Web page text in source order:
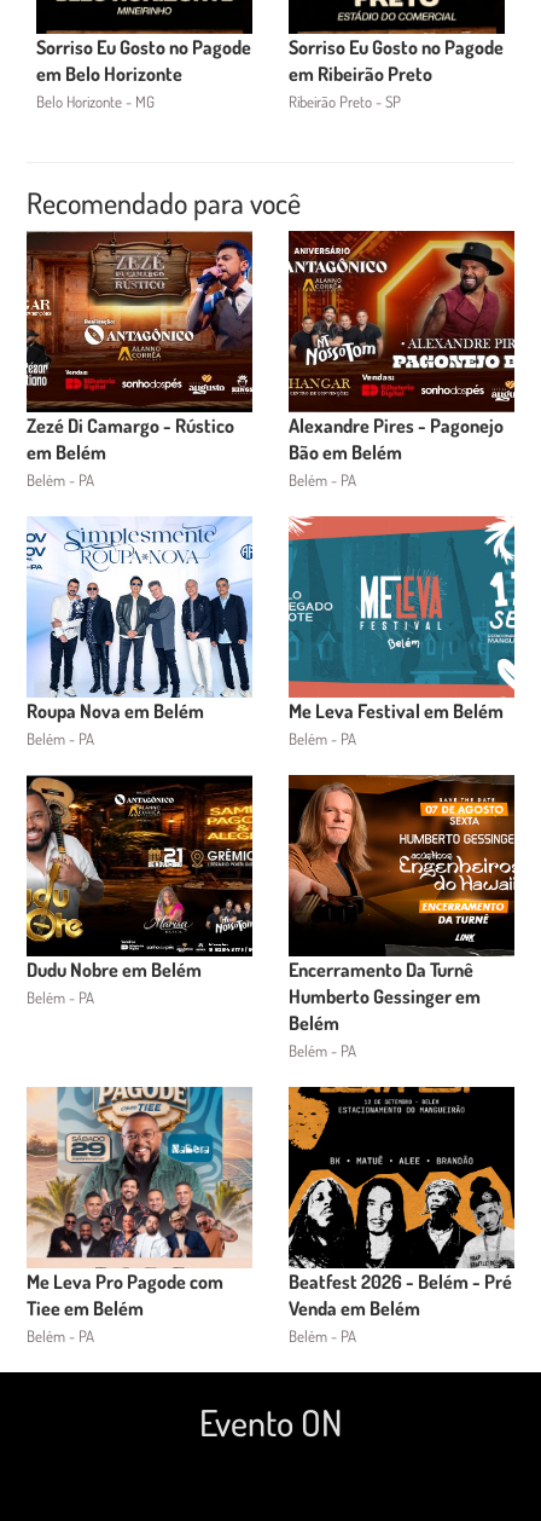
Sorriso Eu Gosto no Pagode
em Belo Horizonte
Belo Horizonte - MG
Sorriso Eu Gosto no Pagode
em Ribeirão Preto
Ribeirão Preto - SP
Recomendado para você
Zezé Di Camargo - Rústico
em Belém
Belém - PA
Alexandre Pires - Pagonejo
Bão em Belém
Belém - PA
Roupa Nova em Belém
Belém - PA
Me Leva Festival em Belém
Belém - PA
Dudu Nobre em Belém
Belém - PA
Encerramento Da Turnê
Humberto Gessinger em
Belém
Belém - PA
Me Leva Pro Pagode com
Tiee em Belém
Belém - PA
Beatfest 2026 - Belém - Pré
Venda em Belém
Belém - PA
Evento ON